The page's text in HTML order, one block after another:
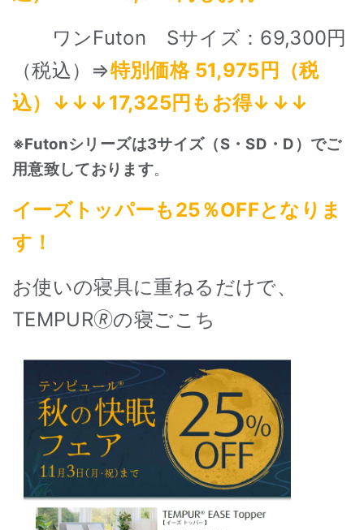
ワンFuton Sサイズ：69,300円
（税込）⇒特別価格 51,975円（税
込）↓↓↓17,325円もお得↓↓↓
※Futonシリーズは3サイズ（S・SD・D）でご
用意致しております。
イーズトッパーも25％OFFとなりま
す！
お使いの寝具に重ねるだけで、
TEMPUR🄬の寝ごこち